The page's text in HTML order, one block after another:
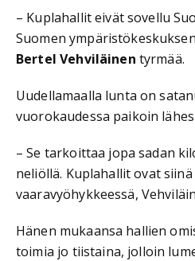
– Kuplahallit eivät sovellu
Suomen
Bertel Vehviläinen tyrmää.
Uudellamaalla lunta on
vuorokaudessa paikoin
– Se tarkoittaa jopa sadan
neliöllä. Kuplahallit ovat
vaaravyöhykkeessä,
Hänen mukaansa hallien
toimia jo tiistaina, jolloin